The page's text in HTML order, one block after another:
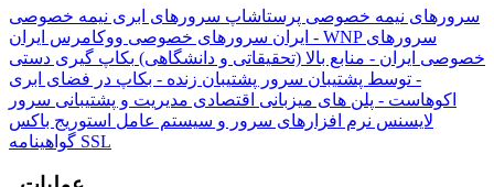
سرورهای نیمه خصوصی پرستاشاپ سرورهای ابری نیمه خصوصی
ایران سرورهای خصوصی ووکامرس ایران - WNP سرورهای
خصوصی ایران - منابع بالا (تحقیقاتی و دانشگاهی) بکاپ گیری دستی
- توسط پشتیبان سرور پشتیبان زنده - بکاپ در فضای ابری
اکوهاست - پلن های میزبانی اقتصادی مدیریت و پشتیبانی سرور
لایسنس نرم افزارهای سرور و سیستم عامل استوریج باکس
گواهینامه SSL